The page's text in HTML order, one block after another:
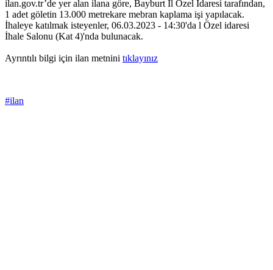
ilan.gov.tr’de yer alan ilana göre, Bayburt İl Özel İdaresi tarafından,
1 adet göletin 13.000 metrekare mebran kaplama işi yapılacak.
İhaleye katılmak isteyenler, 06.03.2023 - 14:30'da l Özel idaresi
İhale Salonu (Kat 4)'nda bulunacak.
Ayrıntılı bilgi için ilan metnini tıklayınız
#ilan